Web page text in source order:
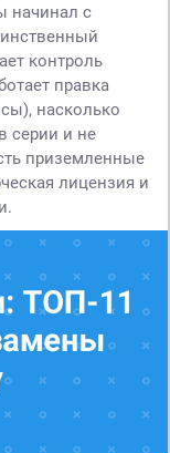
начинал с
контроль
правка
насколько
серии и не
приземленные
лицензия и